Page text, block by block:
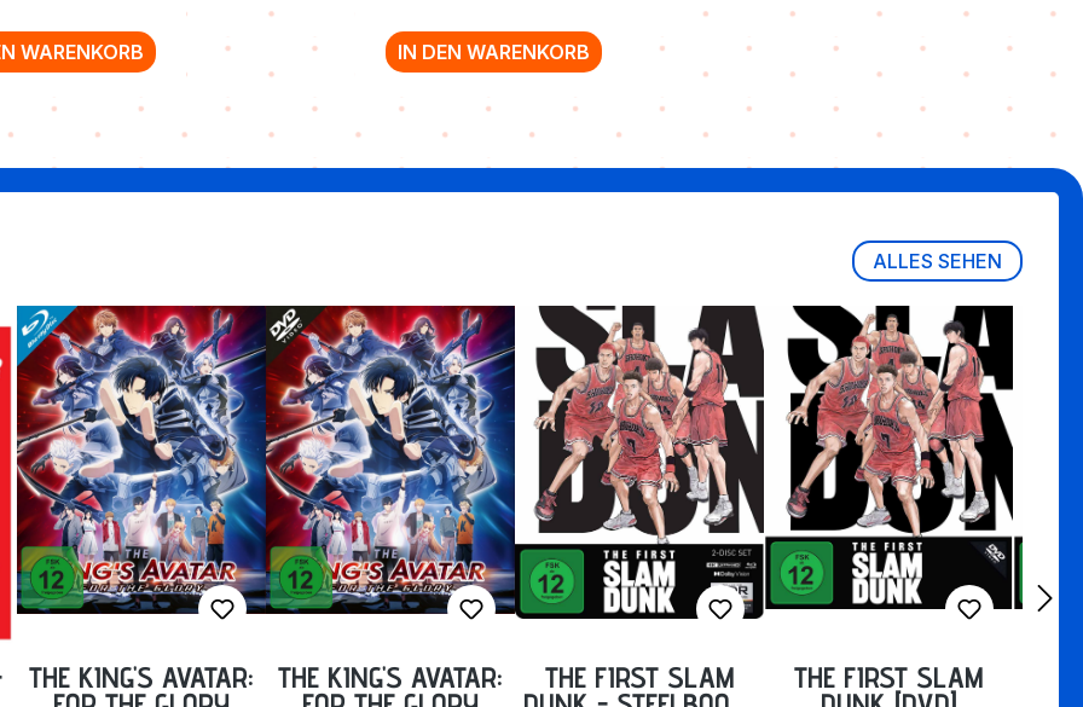
WARENKORB IN DEN WARENKORB
ALLES SEHEN
THE KING'S AVATAR: THE KING'S AVATAR: THE FIRST SLAM THE FIRST SLAM